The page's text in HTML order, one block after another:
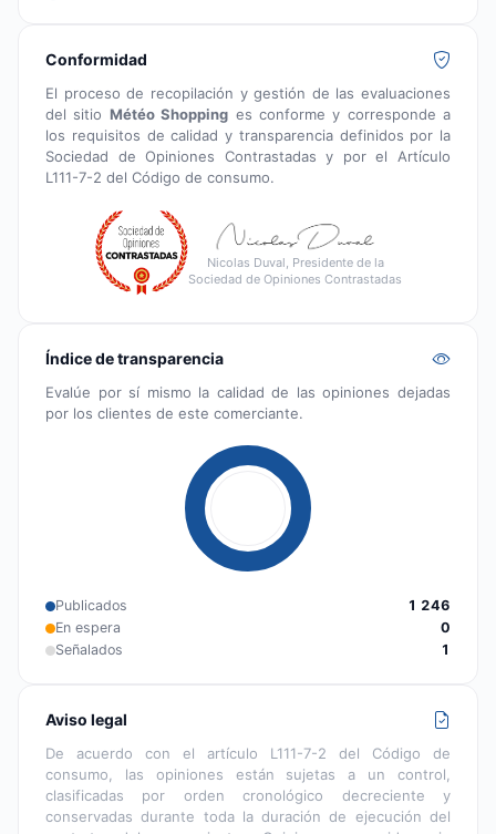
Conformidad
El proceso de recopilación y gestión de las evaluaciones
del sitio Météo Shopping es conforme y corresponde a
los requisitos de calidad y transparencia definidos por la
Sociedad de Opiniones Contrastadas y por el Artículo
L111-7-2 del Código de consumo.
Nicolas Duval, Presidente de la
Sociedad de Opiniones Contrastadas
Índice de transparencia
Evalúe por sí mismo la calidad de las opiniones dejadas
por los clientes de este comerciante.
Publicados
1 246
En espera
0
Señalados
1
Aviso legal
De acuerdo con el artículo L111-7-2 del Código de
consumo, las opiniones están sujetas a un control,
clasificadas por orden cronológico decreciente y
conservadas durante toda la duración de ejecución del